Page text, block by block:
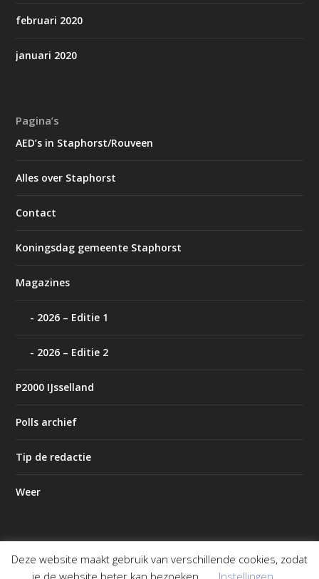
februari 2020
januari 2020
Pagina’s
AED’s in Staphorst/Rouveen
Alles over Staphorst
Contact
Koningsdag gemeente Staphorst
Magazines
2026 – Editie 1
2026 – Editie 2
P2000 IJsselland
Polls archief
Tip de redactie
Weer
Ontworpen doorElegant Themes | Mogelijk gemaakt door
Deze website maakt gebruik van verschillende cookies, zodat
je de website beter kan bezoeken.
Instellingen